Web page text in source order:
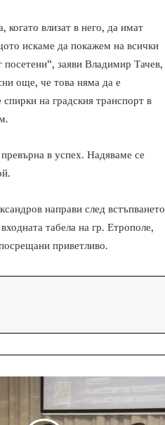
когато влизат в него, да имат
искаме да покажем на всички
заяви Владимир Тачев,
още, че това няма да е
на градския транспорт в
в успех. Надяваме се
направи след встъпването
табела на гр. Етрополе,
приветливо.